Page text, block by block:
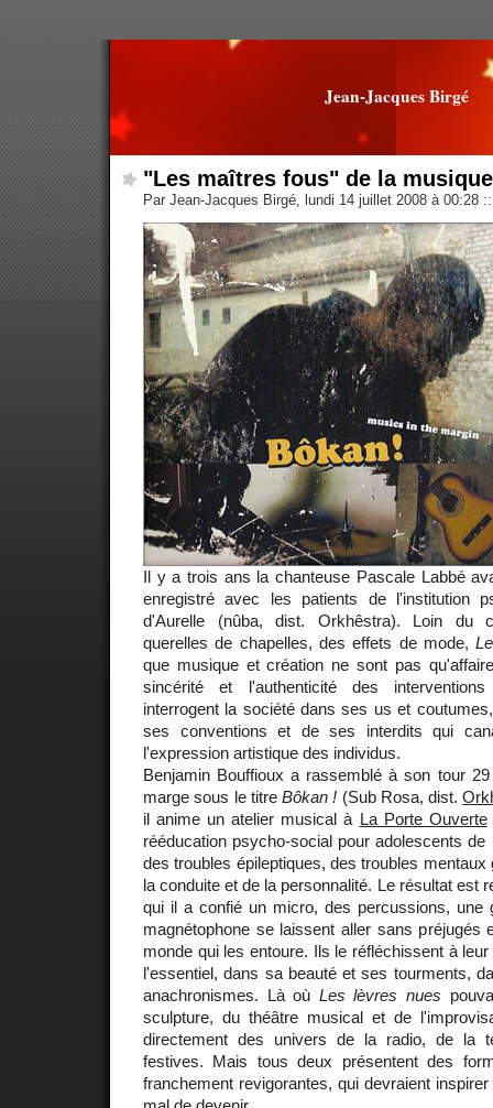
Jean-Jacques Birgé
"Les maîtres fous" de la musique
Par Jean-Jacques Birgé, lundi 14 juillet 2008 à 00:28 ::
Il y a trois ans la chanteuse Pascale Labbé
enregistré avec les patients de l'institution
d'Aurelle (nûba, dist. Orkhêstra). Loin du
querelles de chapelles, des effets de mode,
que musique et création ne sont pas
sincérité et l'authenticité des
interrogent la société dans ses us et
ses conventions et de ses interdits qui
l'expression artistique des individus.
Benjamin Bouffioux a rassemblé à son tour
marge sous le titre Bôkan ! (Sub Rosa, dist.
il anime un atelier musical à La Porte Ouverte
rééducation psycho-social pour adolescents
des troubles épileptiques, des troubles
la conduite et de la personnalité. Le résultat est
qui il a confié un micro, des percussions, une
magnétophone se laissent aller sans préjugés
monde qui les entoure. Ils le réfléchissent à
l'essentiel, dans sa beauté et ses tourments,
anachronismes. Là où Les lèvres nues
sculpture, du théâtre musical et de
directement des univers de la radio, de la
festives. Mais tous deux présentent des
franchement revigorantes, qui devraient